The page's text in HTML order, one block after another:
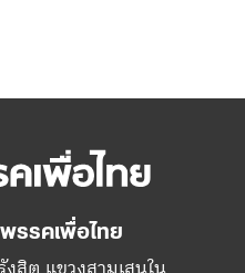
รรคเพื่อไทย